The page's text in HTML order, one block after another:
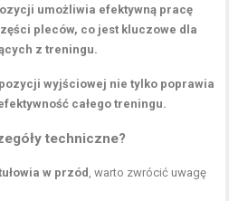
umożliwia efektywną pracę
pleców, co jest kluczowe dla
z treningu.
wyjściowej nie tylko poprawia
całego treningu.
techniczne?
w przód , warto zwrócić uwagę